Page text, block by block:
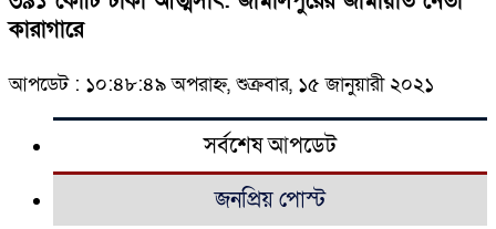
কারাগারে
আপডেট : ১০:৪৮:৪৯ অপরাহ্ন, শুক্রবার, ১৫ জানুয়ারী ২০২১
সর্বশেষ আপডেট
জনপ্রিয় পোস্ট